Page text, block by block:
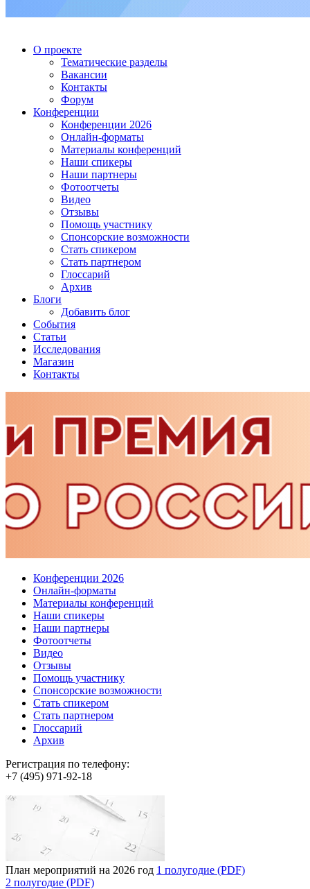
О проекте
Тематические разделы
Вакансии
Контакты
Форум
Конференции
Конференции 2026
Онлайн-форматы
Материалы конференций
Наши спикеры
Наши партнеры
Фотоотчеты
Видео
Отзывы
Помощь участнику
Спонсорские возможности
Стать спикером
Стать партнером
Глоссарий
Архив
Блоги
Добавить блог
События
Статьи
Исследования
Магазин
Контакты
Конференции 2026
Онлайн-форматы
Материалы конференций
Наши спикеры
Наши партнеры
Фотоотчеты
Видео
Отзывы
Помощь участнику
Спонсорские возможности
Стать спикером
Стать партнером
Глоссарий
Архив
Регистрация по телефону:
+7 (495) 971-92-18
План мероприятий на 2026 год 1 полугодие (PDF)
2 полугодие (PDF)